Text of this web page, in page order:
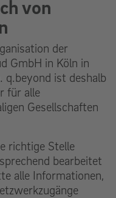
von
der
GmbH in Köln in
q.beyond ist deshalb
für alle
Gesellschaften
richtige Stelle
bearbeitet
alle Informationen,